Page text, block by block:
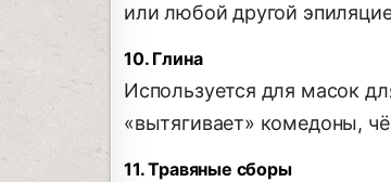
или любой другой
10. Глина
Используется для масок
«вытягивает» комедоны,
11. Травяные сборы